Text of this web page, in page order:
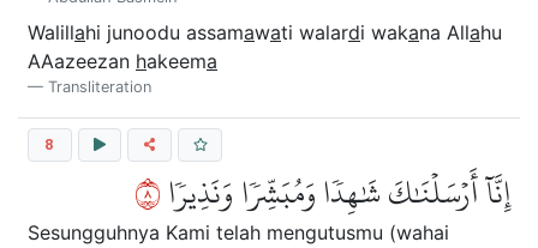
Walillahi junoodu assamawati walardi wakana Allahu
AAazeezan hakeema
Transliteration
8
إِنَّآ أَرۡسَلۡنَٰكَ شَٰهِدٗا وَمُبَشِّرٗا وَنَذِيرٗا٨
Sesungguhnya Kami telah mengutusmu (wahai